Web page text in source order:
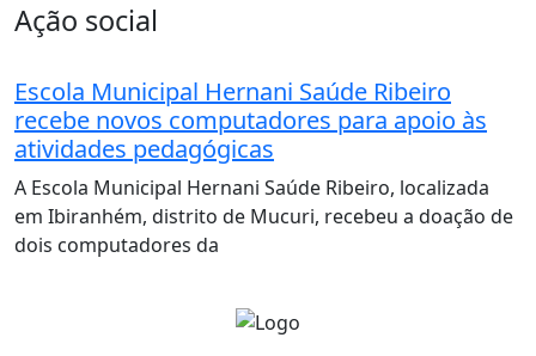
Ação social
Escola Municipal Hernani Saúde Ribeiro
recebe novos computadores para apoio às
atividades pedagógicas
A Escola Municipal Hernani Saúde Ribeiro, localizada
em Ibiranhém, distrito de Mucuri, recebeu a doação de
dois computadores da